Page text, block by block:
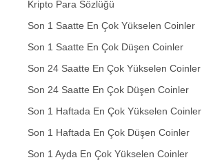
Kripto Para Sözlüğü
Son 1 Saatte En Çok Yükselen Coinler
Son 1 Saatte En Çok Düşen Coinler
Son 24 Saatte En Çok Yükselen Coinler
Son 24 Saatte En Çok Düşen Coinler
Son 1 Haftada En Çok Yükselen Coinler
Son 1 Haftada En Çok Düşen Coinler
Son 1 Ayda En Çok Yükselen Coinler